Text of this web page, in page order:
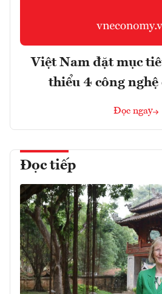
Việt Nam đặt mục
thiểu 4 công nghệ
Đọc ngay
Đọc tiếp